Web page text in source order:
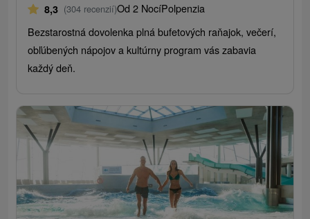
8,3 (304 recenzií)Od 2 NocíPolpenzia
Bezstarostná dovolenka plná bufetových raňajok, večerí,
obľúbených nápojov a kultúrny program vás zabavia
každý deň.